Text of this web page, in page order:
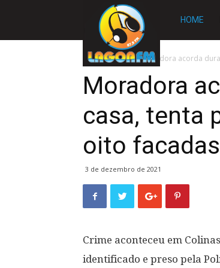
Rádio
Lagoa
FM
HOME
Início SLIDE Moradora acorda
Moradora
casa, tenta
oito facadas
3 de dezembro de 2021
Crime aconteceu em
identificado e preso pela